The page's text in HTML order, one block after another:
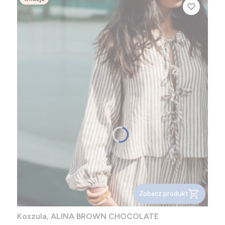
Zobacz produkt
Koszula, ALINA BROWN CHOCOLATE